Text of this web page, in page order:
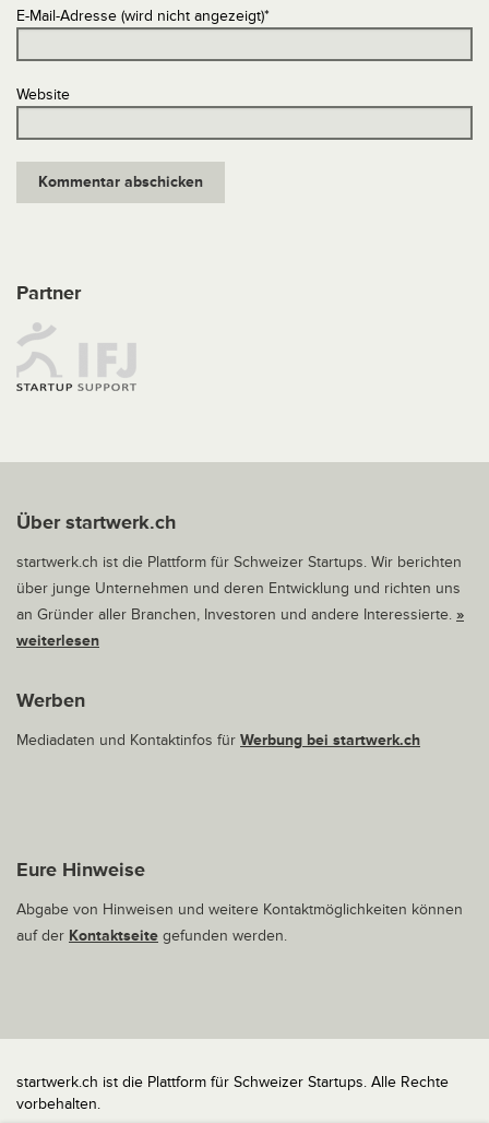
E-Mail-Adresse (wird nicht angezeigt)*
Website
Partner
Über startwerk.ch
startwerk.ch ist die Plattform für Schweizer Startups. Wir berichten
über junge Unternehmen und deren Entwicklung und richten uns
an Gründer aller Branchen, Investoren und andere Interessierte. »
weiterlesen
Werben
Mediadaten und Kontaktinfos für Werbung bei startwerk.ch
Eure Hinweise
Abgabe von Hinweisen und weitere Kontaktmöglichkeiten können
auf der Kontaktseite gefunden werden.
startwerk.ch ist die Plattform für Schweizer Startups. Alle Rechte
vorbehalten.